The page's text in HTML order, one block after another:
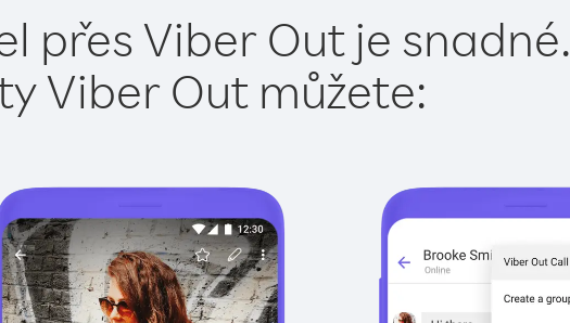
přes Viber Out je snadné.
Viber Out můžete: